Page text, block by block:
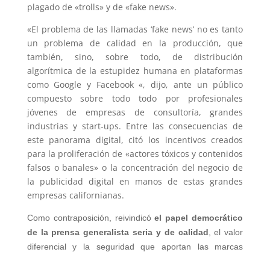
plagado de «trolls» y de «fake news».
«El problema de las llamadas ‘fake news’ no es tanto
un problema de calidad en la producción, que
también, sino, sobre todo, de distribución
algorítmica de la estupidez humana en plataformas
como Google y Facebook «, dijo, ante un público
compuesto sobre todo todo por profesionales
jóvenes de empresas de consultoría, grandes
industrias y start-ups. Entre las consecuencias de
este panorama digital, citó los incentivos creados
para la proliferación de «actores tóxicos y contenidos
falsos o banales» o la concentración del negocio de
la publicidad digital en manos de estas grandes
empresas californianas.
Como contraposición, reivindicóel papel democrático
de la prensa generalista seria y de calidad , el valor
diferencial y la seguridad que aportan las marcas